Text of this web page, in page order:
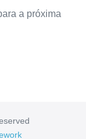
a próxima